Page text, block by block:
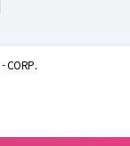
- CORP.